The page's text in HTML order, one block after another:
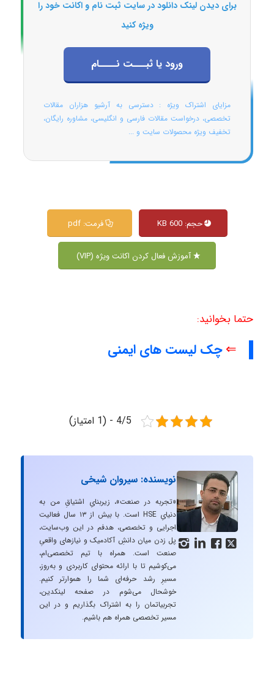
برای دیدن لینک دانلود در سایت ثبت نام و اکانت خود را
ویژه کنید
ورود یا ثبـــت نــــام
مزایای اشتراک ویژه : دسترسی به آرشیو هزاران مقالات
تخصصی، درخواست مقالات فارسی و انگلیسی، مشاوره رایگان،
تخفیف ویژه محصولات سایت و ...
حجم: 600 KB فرمت: pdf
آموزش فعال کردن اکانت ویژه (VIP)
حتما بخوانید:
⇐چک لیست های ایمنی
4/5 - (1 امتیاز)
   
نویسنده: سیروان شیخی
«تجربه در صنعت»، زیربنایِ اشتیاقِ من به
دنیایِ HSE است. با بیش از ۱۳ سال فعالیت
اجرایی و تخصصی، هدفم در این وب‌سایت،
پل زدن میان دانشِ آکادمیک و نیازهای واقعیِ
صنعت است. همراه با تیم تخصصی‌ام،
می‌کوشیم تا با ارائه محتوای کاربردی و به‌روز،
مسیرِ رشد حرفه‌ای شما را هموارتر کنیم.
خوشحال می‌شوم در صفحه لینکدین،
تجربیاتمان را به اشتراک بگذاریم و در این
مسیر تخصصی همراه هم باشیم.